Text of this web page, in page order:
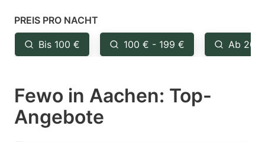
Press
the
question
key
to
get
the
question
key
PREIS PRO NACHT
Bis 100 € 100 € - 199 € Ab 200
Fewo in Aachen: Top-
Angebote